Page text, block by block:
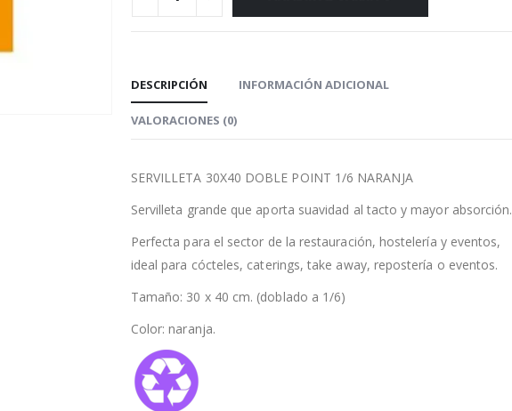
DESCRIPCIÓN INFORMACIÓN ADICIONAL
VALORACIONES (0)
SERVILLETA 30X40 DOBLE POINT 1/6 NARANJA
Servilleta grande que aporta suavidad al tacto y mayor absorción.
Perfecta para el sector de la restauración, hostelería y eventos,
ideal para cócteles, caterings, take away, repostería o eventos.
Tamaño: 30 x 40 cm. (doblado a 1/6)
Color: naranja.